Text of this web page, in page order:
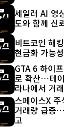
세일러 AI 영
도와 함께 신
비트코인 해
현금화 가능
GTA 6 하이
로 확산…테
라나에서 거
스페이스X
거래량 급증
고